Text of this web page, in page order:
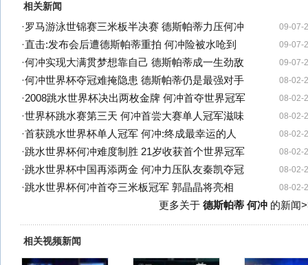
相关新闻
09-07-
·罗马游泳世锦赛三米板半决赛 德斯帕蒂力压何冲
09-07-
·直击:发布会后遭德斯帕蒂重拍 何冲险被水呛到
09-07-
·何冲实现大满贯梦想靠自己 德斯帕蒂成一生劲敌
08-02-
·何冲世界杯夺冠难掩隐患 德斯帕蒂仍是最强对手
08-02-
·2008跳水世界杯决出两枚金牌 何冲首夺世界冠军
08-02-
·世界杯跳水赛第三天 何冲首尝大赛单人冠军滋味
08-02-
·首获跳水世界杯单人冠军 何冲:终成最幸运的人
08-02-
·跳水世界杯何冲难度制胜 21岁收获首个世界冠军
08-02-
·跳水世界杯中国再添两金 何冲力压队友秦凯夺冠
08-02-
·跳水世界杯何冲首夺三米板冠军 郭晶晶将亮相
更多关于 德斯帕蒂 何冲的新闻
相关视频新闻